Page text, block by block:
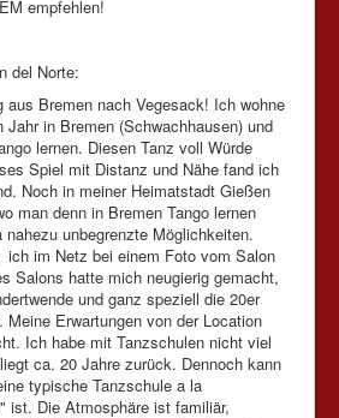
empfehlen!
del Norte:
aus Bremen nach Vegesack! Ich wohne
in Bremen (Schwachhausen) und
lernen. Diesen Tanz voll Würde
Spiel mit Distanz und Nähe fand ich
Noch in meiner Heimatstadt Gießen
man denn in Bremen Tango lernen
unbegrenzte Möglichkeiten.
ich im Netz bei einem Foto vom Salon
Salons hatte mich neugierig gemacht,
und ganz speziell die 20er
Meine Erwartungen von der Location
Ich habe mit Tanzschulen nicht viel
ca. 20 Jahre zurück. Dennoch kann
typische Tanzschule a la
ist. Die Atmosphäre ist familiär,